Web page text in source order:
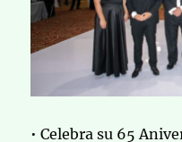
• Celebra su 65